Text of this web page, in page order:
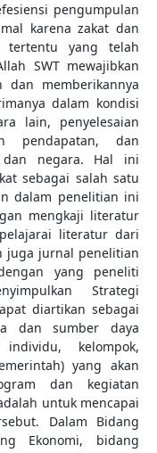
pengumpulan
karena zakat dan
tertentu yang telah
SWT mewajibkan
memberikannya
dalam kondisi
lain, penyelesaian
pendapatan, dan
dan negara. Hal ini
sebagai salah satu
dalam penelitian ini
mengkaji literatur
literatur dari
juga jurnal penelitian
yang peneliti
Strategi
diartikan sebagai
dan sumber daya
kelompok,
yang akan
dan kegiatan
untuk mencapai
Dalam Bidang
Ekonomi, bidang